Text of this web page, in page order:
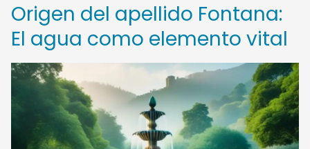
Origen del apellido Fontana:
El agua como elemento vital